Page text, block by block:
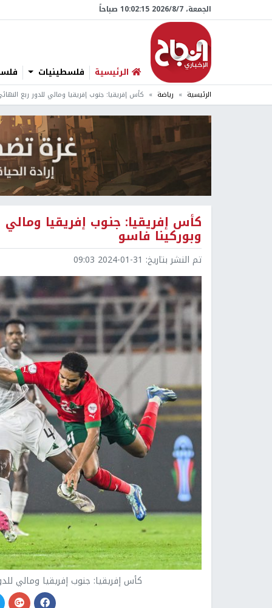
الجمعة، 7/‏8/‏2026 10:02:17 صباحاً
الرئيسية فلسطينيات
الرئيسية رياضة كأس إفريقيا: جنوب إفريقيا ومالي للدور ربع
كأس إفريقيا: جنوب إفريقيا
وبوركينا فاسو
تم النشر بتاريخ: 2024-01-31 09:03
كأس إفريقيا: جنوب إفريقيا ومالي